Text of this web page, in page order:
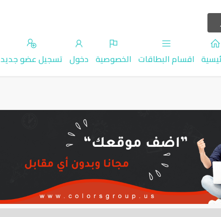
اقسام البطاقات الخصوصية دخول تسجيل عضو جديد